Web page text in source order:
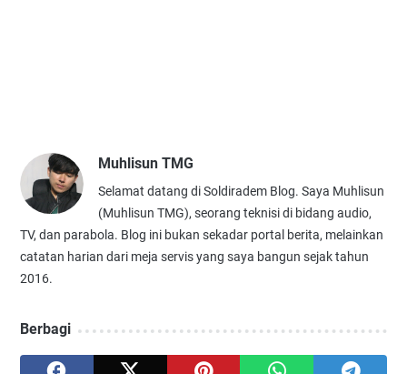
Muhlisun TMG
Selamat datang di Soldiradem Blog. Saya Muhlisun
(Muhlisun TMG), seorang teknisi di bidang audio,
TV, dan parabola. Blog ini bukan sekadar portal berita, melainkan
catatan harian dari meja servis yang saya bangun sejak tahun
2016.
Berbagi